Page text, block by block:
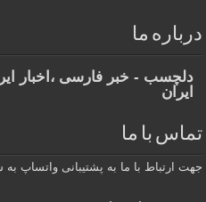
درباره ما
دلچسب - خبر فارسی ،اخبار
ایران
تماس با ما
جهت ارتباط با ما به پشتیبانی واتساپ به شماره 09056213048 در